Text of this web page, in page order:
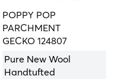
POPPY POP
PARCHMENT
GECKO 124807
Pure New Wool
Handtufted